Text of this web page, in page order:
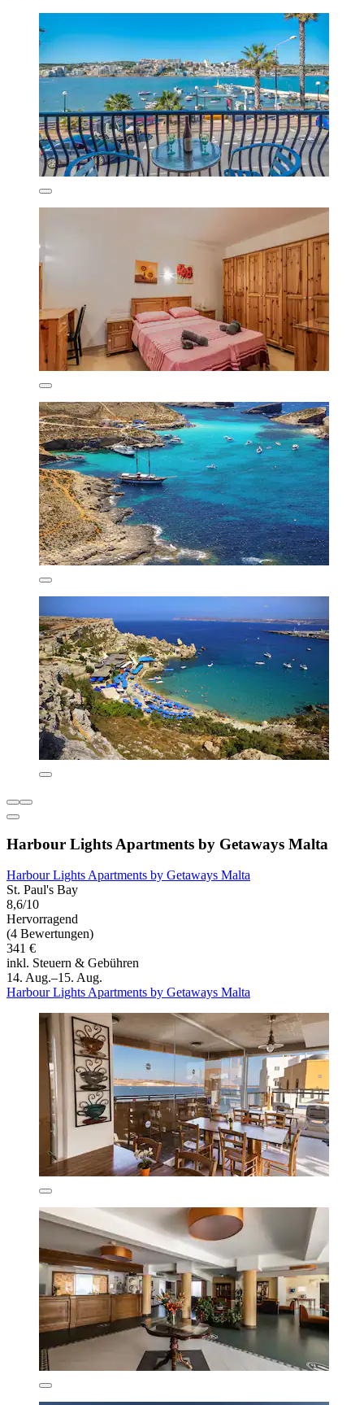
Harbour Lights Apartments by Getaways Malta
Harbour Lights Apartments by Getaways Malta
St. Paul's Bay
8,6/10
Hervorragend
(4 Bewertungen)
341 €
inkl. Steuern & Gebühren
14. Aug.–15. Aug.
Harbour Lights Apartments by Getaways Malta